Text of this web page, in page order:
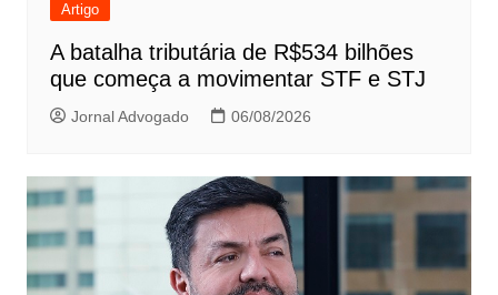
Artigo
A batalha tributária de R$534 bilhões
que começa a movimentar STF e STJ
Jornal Advogado 06/08/2026